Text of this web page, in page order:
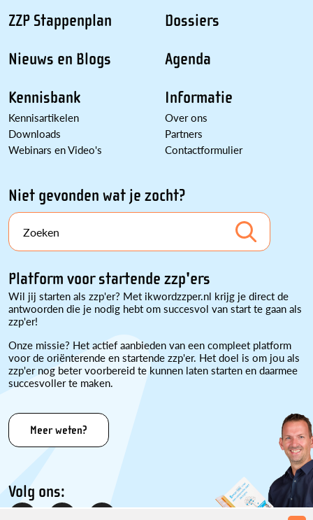
ZZP Stappenplan
Nieuws en Blogs
Kennisbank
Kennisartikelen
Downloads
Webinars en Video's
Dossiers
Agenda
Informatie
Over ons
Partners
Contactformulier
Niet gevonden wat je zocht?
Zoeken
Platform voor startende zzp'ers
Wil jij starten als zzp'er? Met ikwordzzper.nl krijg je direct de
antwoorden die je nodig hebt om succesvol van start te gaan als
zzp'er!
Onze missie? Het actief aanbieden van een compleet platform
voor de oriënterende en startende zzp'er. Het doel is om jou als
zzp'er nog beter voorbereid te kunnen laten starten en daarmee
succesvoller te maken.
Meer weten?
Volg ons: